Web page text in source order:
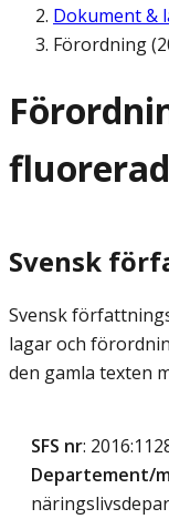
Dokument &
Förordning
Svensk
Svensk
lagar och
den gamla texten
SFS nr:
Departement/